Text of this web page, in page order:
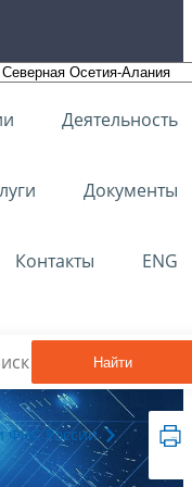
Деятельность
Документы
Контакты ENG
Найти
ФНС России